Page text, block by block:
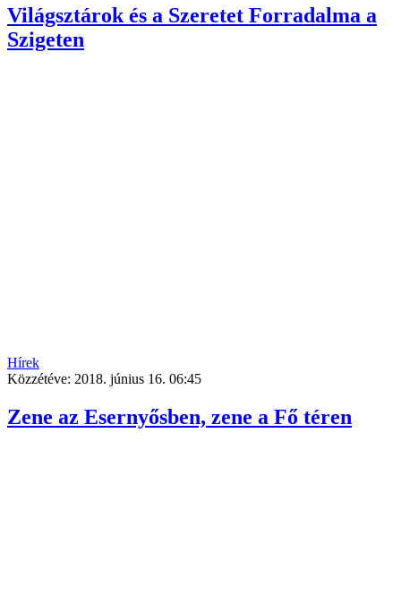
Világsztárok és a Szeretet Forradalma a
Szigeten
Hírek
Közzétéve: 2018. június 16. 06:45
Zene az Esernyősben, zene a Fő téren